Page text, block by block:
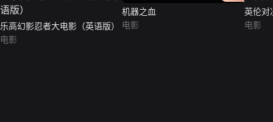
乐高幻影忍者大电影（英语版）
电影
机器之血
电影
英伦对
电影